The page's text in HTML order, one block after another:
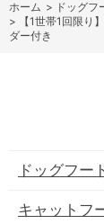
ホーム > ドッグフ
>
【1世帯1回限り
ダー付き
ドッグフー
キャットフ